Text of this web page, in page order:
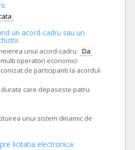
un acord-cadru sau un
unui acord-cadru: Da
operatori economici
de participanti la acordul-
care depaseste patru
unui sistem dinamic de
licitatia electronica: